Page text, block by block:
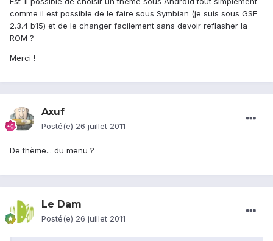
comme il est possible de le faire sous Symbian (je suis sous GSF
2.3.4 b15) et de le changer facilement sans devoir reflasher la
ROM ?
Merci !
Axuf
Posté(e) 26 juillet 2011
De thème... du menu ?
Le Dam
Posté(e) 26 juillet 2011